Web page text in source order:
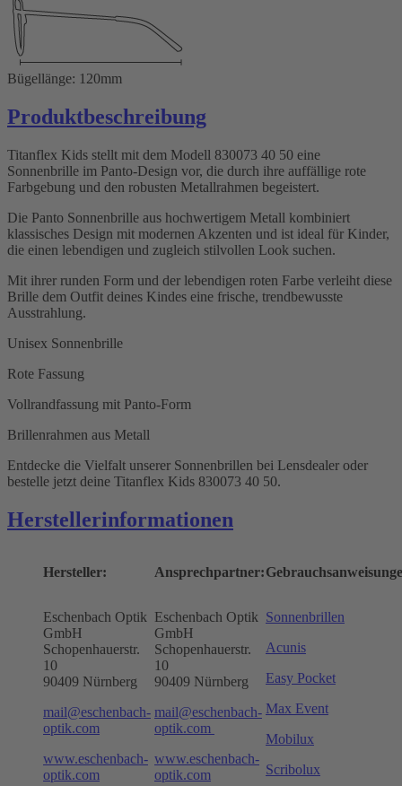
Bügellänge: 120mm
Produktbeschreibung
Titanflex Kids stellt mit dem Modell 830073 40 50 eine
Sonnenbrille im Panto-Design vor, die durch ihre auffällige rote
Farbgebung und den robusten Metallrahmen begeistert.
Die Panto Sonnenbrille aus hochwertigem Metall kombiniert
klassisches Design mit modernen Akzenten und ist ideal für Kinder,
die einen lebendigen und zugleich stilvollen Look suchen.
Mit ihrer runden Form und der lebendigen roten Farbe verleiht diese
Brille dem Outfit deines Kindes eine frische, trendbewusste
Ausstrahlung.
Unisex Sonnenbrille
Rote Fassung
Vollrandfassung mit Panto-Form
Brillenrahmen aus Metall
Entdecke die Vielfalt unserer Sonnenbrillen bei Lensdealer oder
bestelle jetzt deine Titanflex Kids 830073 40 50.
Herstellerinformationen
Hersteller:
Eschenbach Optik
GmbH
Schopenhauerstr.
10
90409 Nürnberg
mail@eschenbach-
optik.com
www.eschenbach-
optik.com
Ansprechpartner:
Eschenbach Optik
GmbH
Schopenhauerstr.
10
90409 Nürnberg
mail@eschenbach-
optik.com
www.eschenbach-
optik.com
Sonnenbrillen
Acunis
Easy Pocket
Max Event
Mobilux
Scribolux